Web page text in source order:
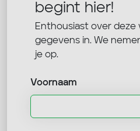
begint hier!
Enthousiast over deze
gegevens in. We
je op.
Voornaam